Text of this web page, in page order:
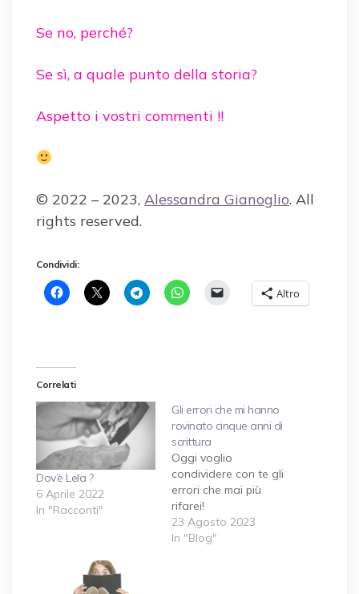
Se no, perché?
Se sì, a quale punto della storia?
Aspetto i vostri commenti !!
© 2022 – 2023, Alessandra Gianoglio. All
rights reserved.
Condividi:
Altro
Correlati
Dov’è Lela ?
6 Aprile 2022
In "Racconti"
Gli errori che mi hanno
rovinato cinque anni di
scrittura
Oggi voglio
condividere con te gli
errori che mai più
rifarei!
23 Agosto 2023
In "Blog"